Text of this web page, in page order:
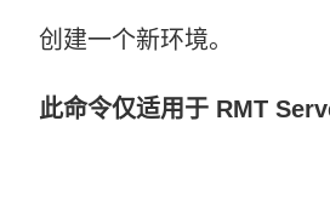
创建一个新环境。
此命令仅适用于 RMT